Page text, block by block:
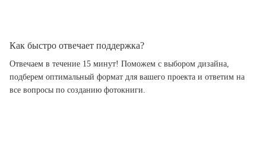
Как быстро отвечает поддержка?
Отвечаем в течение 15 минут! Поможем с выбором дизайна,
подберем оптимальный формат для вашего проекта и ответим на
все вопросы по созданию фотокниги.